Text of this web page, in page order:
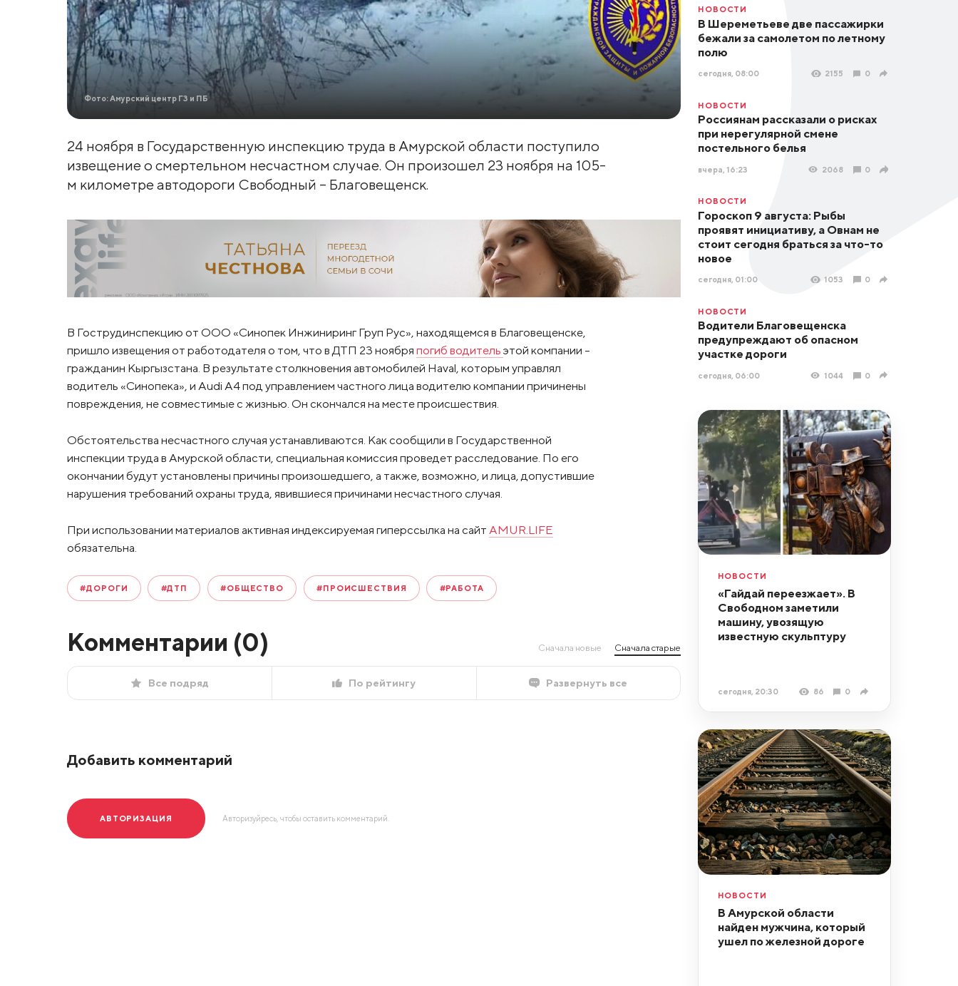
Фото: Амурский центр ГЗ и ПБ
24 ноября в Государственную инспекцию труда в Амурской области поступило
извещение о смертельном несчастном случае. Он произошел 23 ноября на 105-
м километре автодороги Свободный – Благовещенск.
В Гострудинспекцию от ООО «Синопек Инжиниринг Груп Рус», находящемся в Благовещенске,
пришло извещения от работодателя о том, что в ДТП 23 ноября погиб водитель этой компании –
гражданин Кыргызстана. В результате столкновения автомобилей Haval, которым управлял
водитель «Синопека», и Audi A4 под управлением частного лица водителю компании причинены
повреждения, не совместимые с жизнью. Он скончался на месте происшествия.
Обстоятельства несчастного случая устанавливаются. Как сообщили в Государственной
инспекции труда в Амурской области, специальная комиссия проведет расследование. По его
окончании будут установлены причины произошедшего, а также, возможно, и лица, допустившие
нарушения требований охраны труда, явившиеся причинами несчастного случая.
При использовании материалов активная индексируемая гиперссылка на сайт AMUR.LIFE
обязательна.
#ДОРОГИ #ДТП #ОБЩЕСТВО #ПРОИСШЕСТВИЯ #РАБОТА
Комментарии (0) Сначала новые Сначала старые
Все подряд По рейтингу Развернуть все
Добавить комментарий
АВТОРИЗАЦИЯ Авторизуйресь, чтобы оставить комментарий.
НОВОСТИ
В Шереметьеве две пассажирки
бежали за самолетом по летному
полю
сегодня, 08:00 2155 0
НОВОСТИ
Россиянам рассказали о рисках
при нерегулярной смене
постельного белья
вчера, 16:23 2068 0
НОВОСТИ
Гороскоп 9 августа: Рыбы
проявят инициативу, а Овнам не
стоит сегодня браться за что-то
новое
сегодня, 01:00 1053 0
НОВОСТИ
Водители Благовещенска
предупреждают об опасном
участке дороги
сегодня, 06:00 1044 0
НОВОСТИ
«Гайдай переезжает». В
Свободном заметили
машину, увозящую
известную скульптуру
сегодня, 20:30 86 0
НОВОСТИ
В Амурской области
найден мужчина, который
ушел по железной дороге